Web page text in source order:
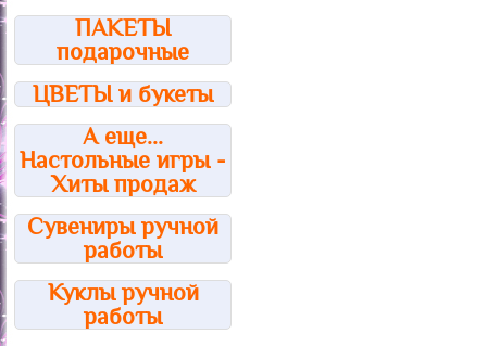
ПАКЕТЫ
подарочные
ЦВЕТЫ и букеты
А еще...
Настольные игры -
Хиты продаж
Сувениры ручной
работы
Куклы ручной
работы